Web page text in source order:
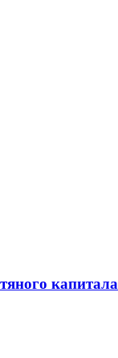
капитала